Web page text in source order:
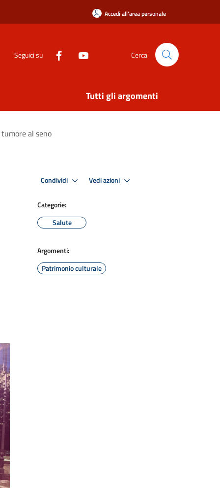
Accedi all'area personale
Seguici su Cerca
Tutti gli argomenti
al seno
Condividi Vedi azioni
Categorie:
Salute
Argomenti:
Patrimonio culturale